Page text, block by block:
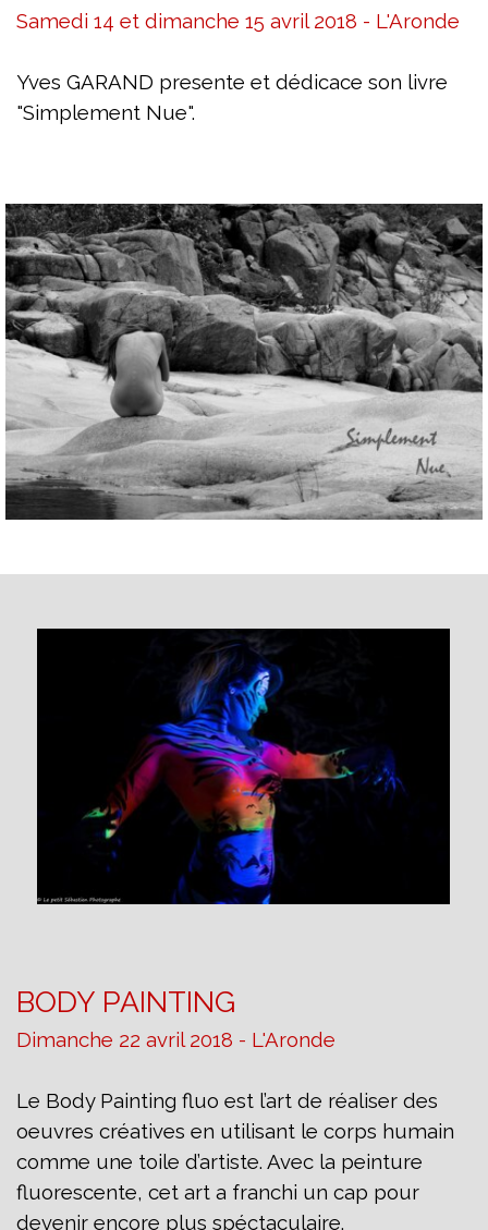
Samedi 14 et dimanche 15 avril 2018 - L'Aronde
Yves GARAND presente et dédicace son livre
"Simplement Nue".
BODY PAINTING
Dimanche 22 avril 2018 - L'Aronde
Le Body Painting fluo est l’art de réaliser des
oeuvres créatives en utilisant le corps humain
comme une toile d’artiste. Avec la peinture
fluorescente, cet art a franchi un cap pour
devenir encore plus spéctaculaire.